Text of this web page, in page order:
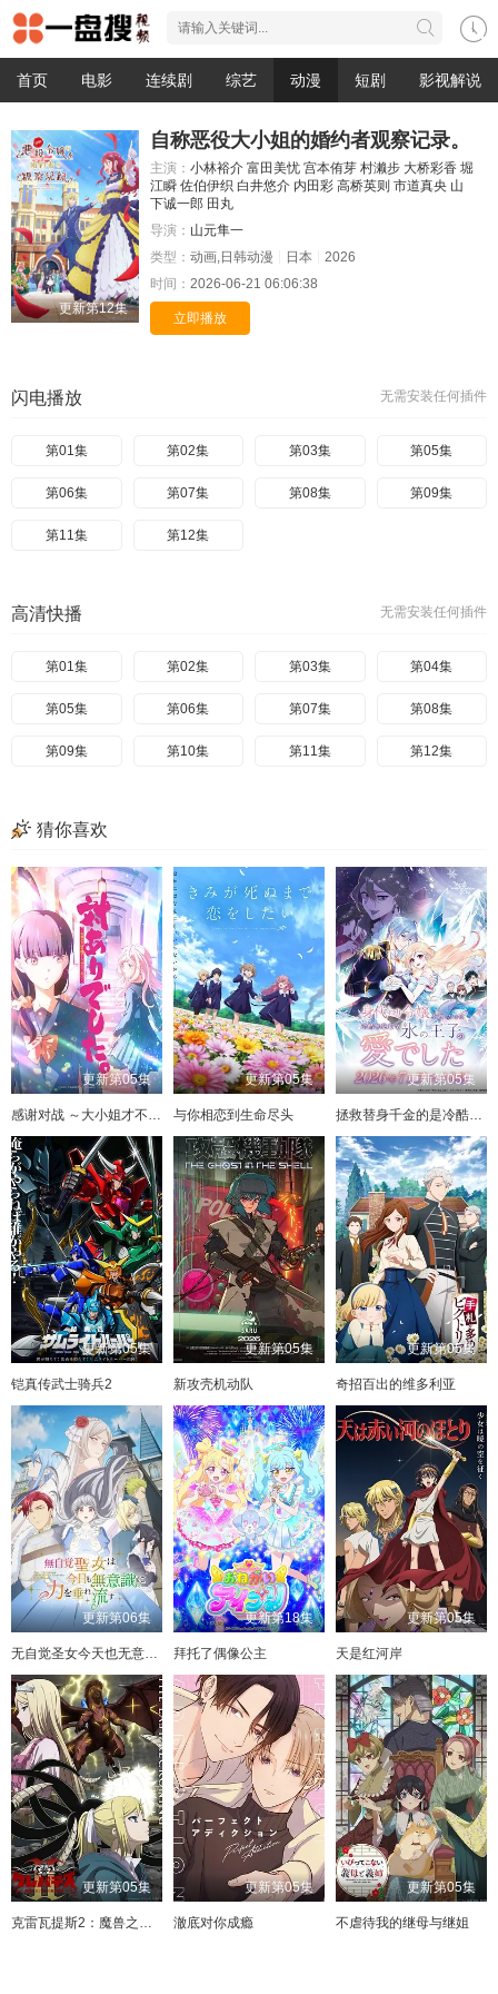
首页 电影 连续剧 综艺 动漫 短剧 影视解说
更新第12集
自称恶役大小姐的婚约者观察记录。
主演： 小林裕介 富田美忧 宫本侑芽 村濑步 大桥彩香 堀
江瞬 佐伯伊织 白井悠介 内田彩 高桥英则 市道真央 山
下诚一郎 田丸
导演： 山元隼一
类型： 动画,日韩动漫 日本
2026
时间： 2026-06-21 06:06:38
立即播放
无需安装任何插件
闪电播放
第01集 第02集 第03集 第05集
第06集 第07集 第08集 第09集
第11集 第12集
无需安装任何插件
高清快播
第01集 第02集 第03集 第04集
第05集 第06集 第07集 第08集
第09集 第10集 第11集 第12集
猜你喜欢
更新第05集
感谢对战 ～大小姐才不玩格斗游戏～
更新第05集
与你相恋到生命尽头
更新第05集
拯救替身千金的是冷酷无情冰之王子的爱
更新第05集
铠真传武士骑兵2
更新第05集
新攻壳机动队
更新第05集
奇招百出的维多利亚
更新第06集
无自觉圣女今天也无意识地释放力量
更新第18集
拜托了偶像公主
更新第05集
天是红河岸
更新第05集
克雷瓦提斯2：魔兽之王与虚伪的勇者传承
更新第05集
澈底对你成瘾
更新第05集
不虐待我的继母与继姐